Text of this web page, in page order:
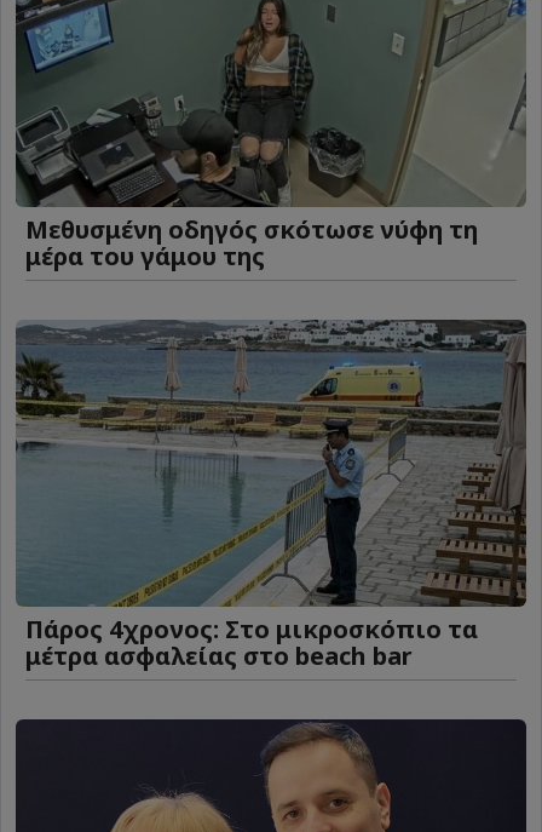
Μεθυσμένη οδηγός σκότωσε νύφη τη
μέρα του γάμου της
Πάρος 4χρονος: Στο μικροσκόπιο τα
μέτρα ασφαλείας στο beach bar